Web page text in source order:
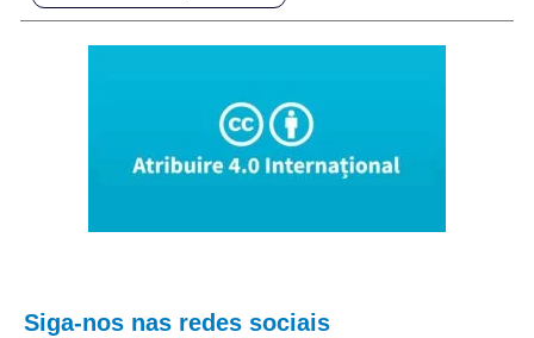
Siga-nos nas redes sociais